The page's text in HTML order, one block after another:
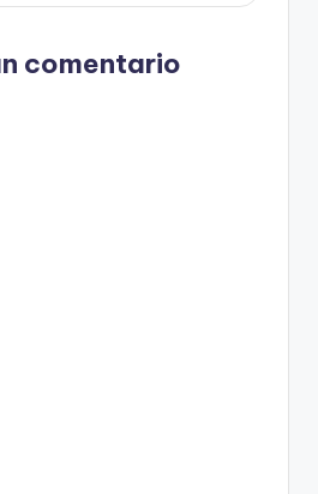
comentario